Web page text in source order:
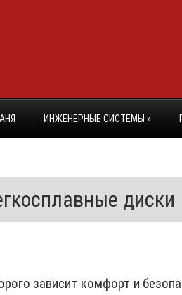
ИНЖЕНЕРНЫЕ СИСТЕМЫ »
диски
зависит комфорт и